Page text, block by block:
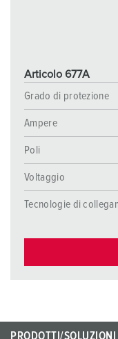
Articolo 677A
Grado di protezione
Ampere
Poli
Voltaggio
Tecnologie di
PRODOTTI/SOLUZIONI